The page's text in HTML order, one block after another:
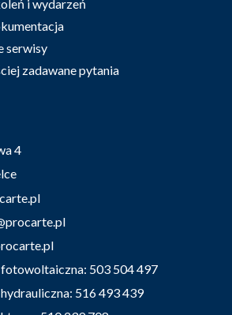
i wydarzeń
serwisy
zadawane pytania
4
503 504 497
516 493 439